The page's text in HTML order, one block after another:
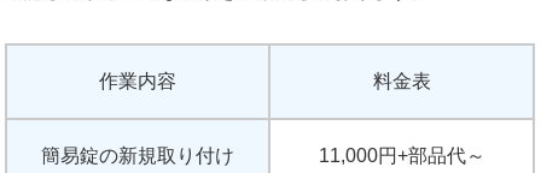
作業内容 料金表
簡易錠の新規取り付け 11,000円+部品代～